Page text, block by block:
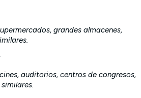
grandes almacenes,
auditorios, centros de congresos,